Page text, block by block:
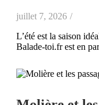
juillet 7, 2026 /
L’été est la saison
Balade-toi.fr est en